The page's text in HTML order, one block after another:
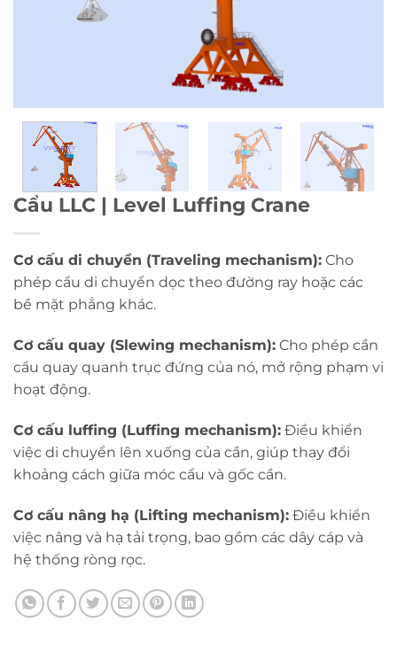
Cẩu LLC | Level Luffing Crane
Cơ cấu di chuyển (Traveling mechanism): Cho
phép cẩu di chuyển dọc theo đường ray hoặc các
bề mặt phẳng khác.
Cơ cấu quay (Slewing mechanism): Cho phép cần
cẩu quay quanh trục đứng của nó, mở rộng phạm vi
hoạt động.
Cơ cấu luffing (Luffing mechanism): Điều khiển
việc di chuyển lên xuống của cần, giúp thay đổi
khoảng cách giữa móc cẩu và gốc cần.
Cơ cấu nâng hạ (Lifting mechanism): Điều khiển
việc nâng và hạ tải trọng, bao gồm các dây cáp và
hệ thống ròng rọc.